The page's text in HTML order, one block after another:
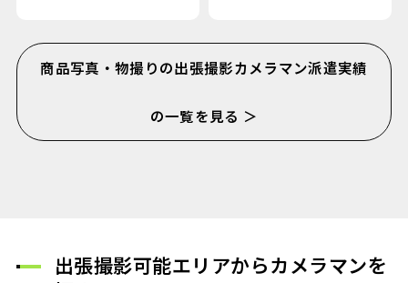
商品写真・物撮りの出張撮影カメラマン派遣実績
の一覧を見る ＞
出張撮影可能エリアからカメラマンを